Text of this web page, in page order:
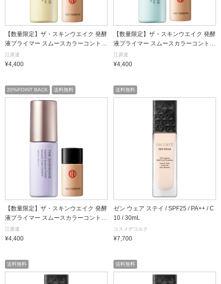
【数量限定】ザ・スキンウエイク 発酵
液プライマー スムースカラーコントロ
ール アクアファンデーションミニ付セ
ット / SPF42 / PA++++ / 柚子(イエロ
江原道
¥4,400
【数量限定】ザ・スキンウエイク 発酵
液プライマー スムースカラーコントロ
ール アクアファンデーションミニ付セ
ット / SPF42 / PA++++ / 翡翠(ミント) /
江原道
¥4,400
20%POINT BACK 送料無料
【数量限定】ザ・スキンウエイク 発酵
液プライマー スムースカラーコントロ
ール アクアファンデーションミニ付セ
ット / SPF42 / PA++++ / 藤(パープル) /
江原道
¥4,400
送料無料
ゼン ウェア ステイ / SPF25 / PA++ / C
10 / 30mL
コスメデコルテ
¥7,700
送料無料 送料無料